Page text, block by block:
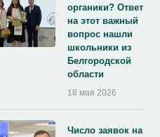
органики? Ответ
на этот важный
вопрос нашли
школьники из
Белгородской
области
18 мая 2026
Число заявок на